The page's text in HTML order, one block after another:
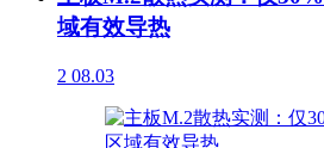
域有效导热
2 08.03